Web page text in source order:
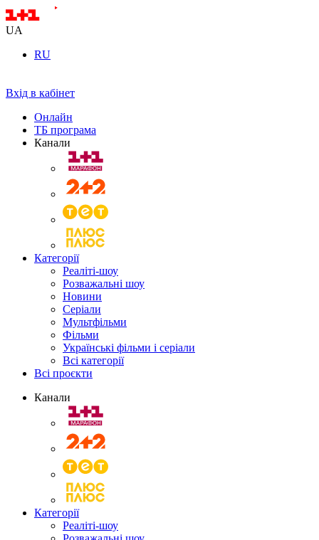
UA
RU
Вхід в кабінет
Онлайн
ТБ програма
Канали
Категорії
Реаліті-шоу
Розважальні шоу
Новини
Серіали
Мультфільми
Фільми
Українські фільми і серіали
Всі категорії
Всі проєкти
Канали
Категорії
Реаліті-шоу